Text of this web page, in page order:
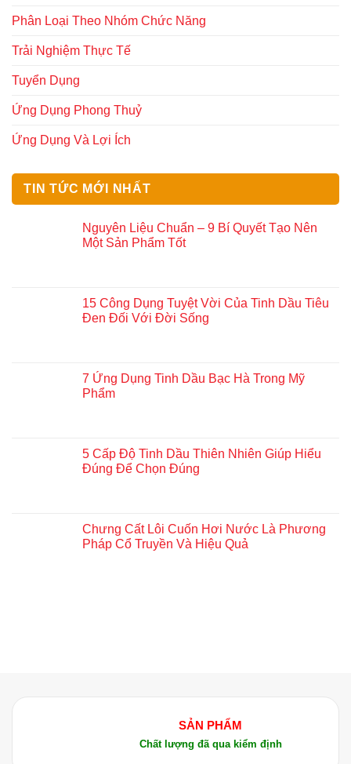
Phân Loại Theo Nhóm Chức Năng
Trải Nghiệm Thực Tế
Tuyển Dụng
Ứng Dụng Phong Thuỷ
Ứng Dụng Và Lợi Ích
TIN TỨC MỚI NHẤT
Nguyên Liệu Chuẩn – 9 Bí Quyết Tạo Nên
Một Sản Phẩm Tốt
15 Công Dụng Tuyệt Vời Của Tinh Dầu Tiêu
Đen Đối Với Đời Sống
7 Ứng Dụng Tinh Dầu Bạc Hà Trong Mỹ
Phẩm
5 Cấp Độ Tinh Dầu Thiên Nhiên Giúp Hiểu
Đúng Để Chọn Đúng
Chưng Cất Lôi Cuốn Hơi Nước Là Phương
Pháp Cổ Truyền Và Hiệu Quả
SẢN PHẨM
Chất lượng đã qua kiểm định